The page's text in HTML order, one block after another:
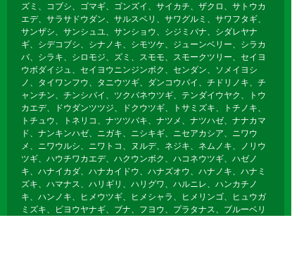
ズミ、コブシ、ゴマギ、ゴンズイ、サイカチ、ザクロ、サトウカ
エデ、サラサドウダン、サルスベリ、サワグルミ、サワフタギ、
サンザシ、サンシュユ、サンショウ、シジミバナ、シダレヤナ
ギ、シデコブシ、シナノキ、シモツケ、ジューンベリー、シラカ
バ、シラキ、シロモジ、ズミ、スモモ、スモークツリー、セイヨ
ウボダイジュ、セイヨウニンジンボク、センダン、ソメイヨシ
ノ、タイワンフウ、タニウツギ、ダンコウバイ、チドリノキ、チ
ャンチン、チンシバイ、ツクバネウツギ、テンダイウヤク、トウ
カエデ、ドウダンツツジ、ドクウツギ、トサミズキ、トチノキ、
トチュウ、トネリコ、ナツツバキ、ナツメ、ナツハゼ、ナナカマ
ド、ナンキンハゼ、ニガキ、ニシキギ、ニセアカシア、ニワウ
メ、ニワウルシ、ニワトコ、ヌルデ、ネジキ、ネムノキ、ノリウ
ツギ、ハウチワカエデ、ハクウンボク、ハコネウツギ、ハゼノ
キ、ハナイカダ、ハナカイドウ、ハナズオウ、ハナノキ、ハナミ
ズキ、ハマナス、ハリギリ、ハリグワ、ハルニレ、ハンカチノ
キ、ハンノキ、ヒメウツギ、ヒメシャラ、ヒメリンゴ、ヒュウガ
ミズキ、ビヨウヤナギ、ブナ、フヨウ、プラタナス、ブルーベリ